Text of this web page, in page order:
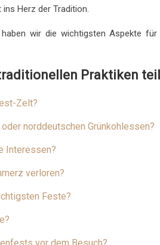
Herz der Tradition.
wir die wichtigsten Aspekte
Praktiken
Zelt?
norddeutschen Grünkohlessen?
Interessen?
verloren?
Feste?